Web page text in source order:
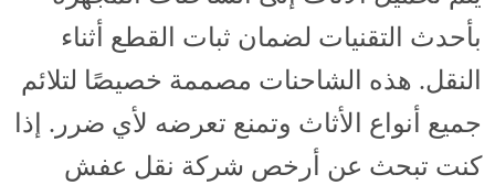
بأحدث التقنيات لضمان ثبات القطع أثناء
النقل. هذه الشاحنات مصممة خصيصًا لتلائم
جميع أنواع الأثاث وتمنع تعرضه لأي ضرر. إذا
كنت تبحث عن أرخص شركة نقل عفش